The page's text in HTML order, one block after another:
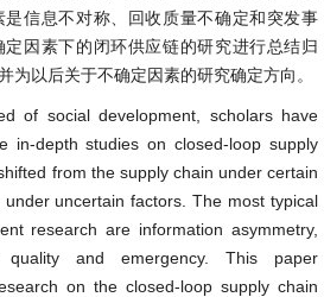
信息不对称、回收质量不确定和突发事
因素下的闭环供应链的研究进行总结归
为以后关于不确定因素的研究确定方向。
of social development, scholars have
in-depth studies on closed-loop supply
from the supply chain under certain
uncertain factors. The most typical
research are information asymmetry,
quality and emergency. This paper
on the closed-loop supply chain